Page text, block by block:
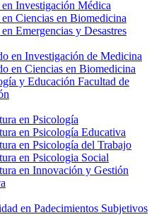
Investigación Médica
Ciencias en Biomedicina
Emergencias y Desastres
en Investigación de Medicina
en Ciencias en Biomedicina
Facultad de
en Psicología
en Psicología Educativa
en Psicología del Trabajo
en Psicologia Social
en Innovación y Gestión
en Padecimientos Subjetivos